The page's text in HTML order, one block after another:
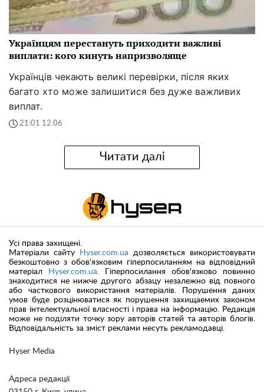
Українцям перестануть приходити важливі
виплати: кого кинуть напризволяще
Українців чекають великі перевірки, після яких
багато хто може залишитися без дуже важливих
виплат.
21:01 12.06
Читати далі
Hyser Media
Адреса редакції
Усі права захищені.
Матеріали сайту
Hyser.com.ua дозволяється використовувати
безкоштовно з обов'язковим гіперпосиланням на відповідний
матеріал
Hyser.com.ua . Гіперпосилання обов'язково повинно
знаходитися не нижче другого абзацу незалежно від повного
або часткового використання матеріалів. Порушення даних
умов буде розцінюватися як порушення захищаемих законом
прав інтелектуальної власності і права на інформацію. Редакція
може не поділяти точку зору авторів статей та авторів блогів.
Відповідальність за зміст реклами несуть рекламодавці.